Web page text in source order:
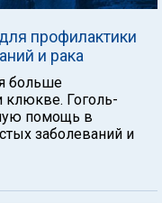
профилактики
и рака
больше
клюкве. Гоголь-
помощь в
заболеваний и